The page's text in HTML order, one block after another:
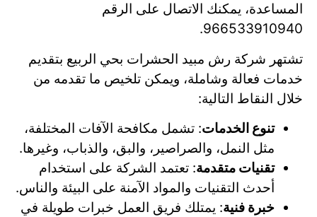
المساعدة، يمكنك الاتصال على الرقم
966533910940.
تشتهر شركة رش مبيد الحشرات بحي الربيع بتقديم
خدمات فعالة وشاملة، ويمكن تلخيص ما تقدمه من
خلال النقاط التالية:
تنوع الخدمات: تشمل مكافحة الآفات المختلفة،
مثل النمل، والصراصير، والبق، والذباب، وغيرها.
تقنيات متقدمة: تعتمد الشركة على استخدام
أحدث التقنيات والمواد الآمنة على البيئة والناس.
خبرة فنية: يمتلك فريق العمل خبرات طويلة في